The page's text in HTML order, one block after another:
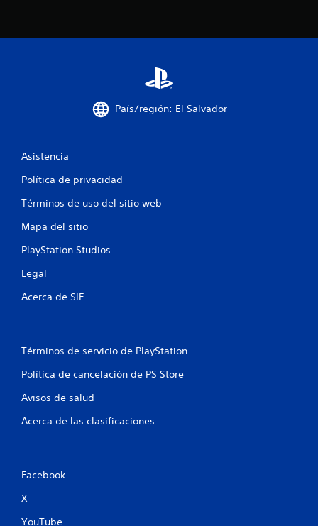
a
País/región: El Salvador
Asistencia
Política de privacidad
Términos de uso del sitio web
Mapa del sitio
PlayStation Studios
Legal
Acerca de SIE
Términos de servicio de PlayStation
Política de cancelación de PS Store
Avisos de salud
Acerca de las clasificaciones
Facebook
X
YouTube